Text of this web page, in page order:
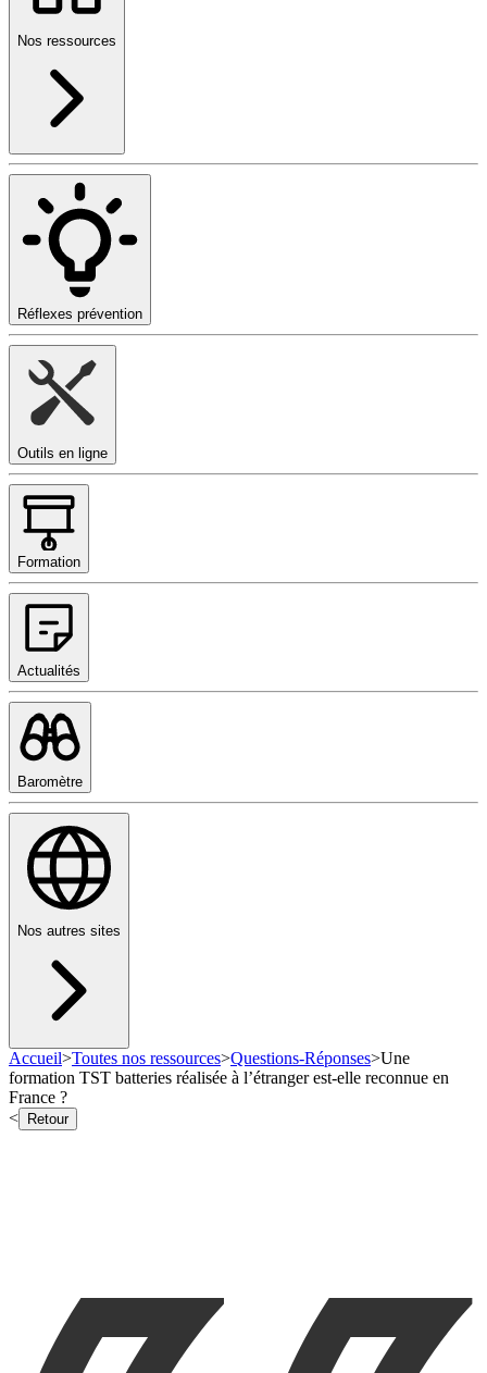
Nos ressources
Réflexes prévention
Outils en ligne
Formation
Actualités
Baromètre
Nos autres sites
Accueil>Toutes nos ressources>Questions-Réponses>Une
formation TST batteries réalisée à l’étranger est-elle reconnue en
France ?
<
Retour